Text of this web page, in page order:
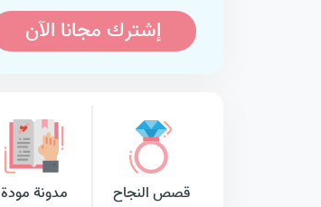
إشترك مجانا الآن
قصص النجاح مدونة مودة